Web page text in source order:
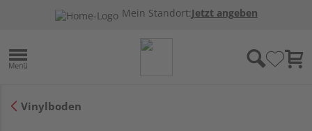
Mein Standort:Jetzt angeben
Vinylboden